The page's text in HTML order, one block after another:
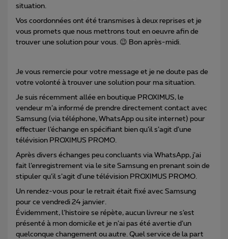
situation.
Vos coordonnées ont été transmises à deux reprises et je
vous promets que nous mettrons tout en oeuvre afin de
trouver une solution pour vous. 😉 Bon après-midi.
Je vous remercie pour votre message et je ne doute pas de
votre volonté à trouver une solution pour ma situation.
Je suis récemment allée en boutique PROXIMUS, le
vendeur m’a informé de prendre directement contact avec
Samsung (via téléphone, WhatsApp ou site internet) pour
effectuer l’échange en spécifiant bien qu’il s’agit d’une
télévision PROXIMUS PROMO.
Après divers échanges peu concluants via WhatsApp, j’ai
fait l’enregistrement via le site Samsung en prenant soin de
stipuler qu’il s’agit d’une télévision PROXIMUS PROMO.
Un rendez-vous pour le retrait était fixé avec Samsung
pour ce vendredi 24 janvier.
Évidemment, l’histoire se répète, aucun livreur ne s’est
présenté à mon domicile et je n’ai pas été avertie d’un
quelconque changement ou autre. Quel service de la part